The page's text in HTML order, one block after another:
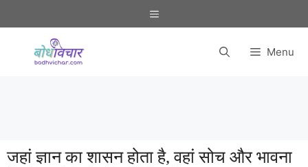
to
Menu
Menu
जहां ज्ञान का शासन होता है, वहां सोच और भावना